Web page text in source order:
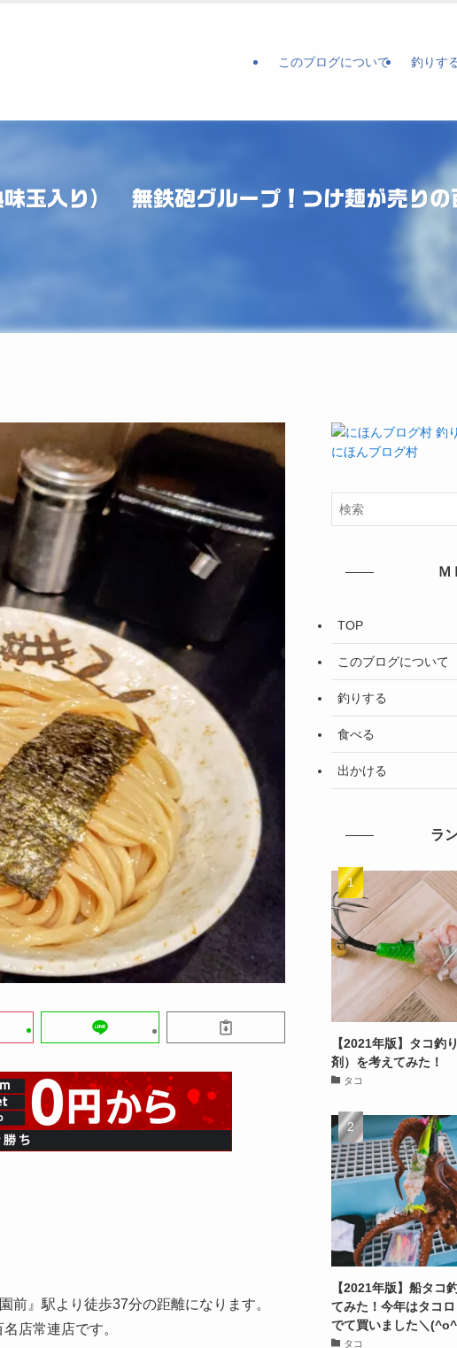
このブログについて 釣りす
玉入り） 無鉄砲グループ！つけ麺が売りの
前』駅より徒歩37分の距離になります。
店常連店です。
にほんブログ村
Ｍ
TOP
このブログについて
釣りする
食べる
出かける
ラ
【2021年版】タコ釣
剤）を考えてみた！
タコ
【2021年版】船タコ
てみた！今年はタコ
でて買いました＼
タコ